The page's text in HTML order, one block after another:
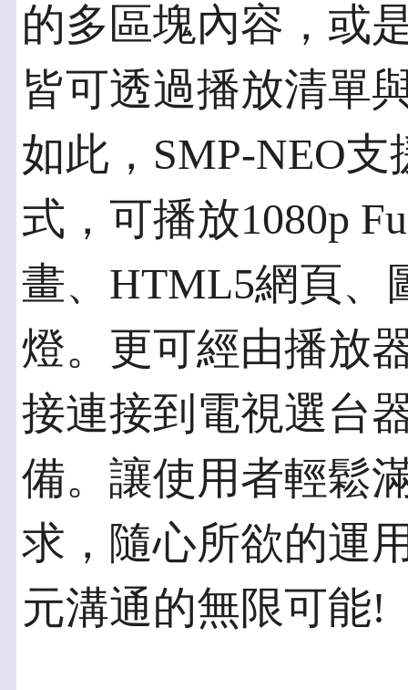
的多區塊內容，或
皆可透過播放清單
如此，SMP-NEO
式，可播放1080p
畫、HTML5網頁、
燈。更可經由播放
接連接到電視選台
備。讓使用者輕鬆
求，隨心所欲的運
元溝通的無限可能!